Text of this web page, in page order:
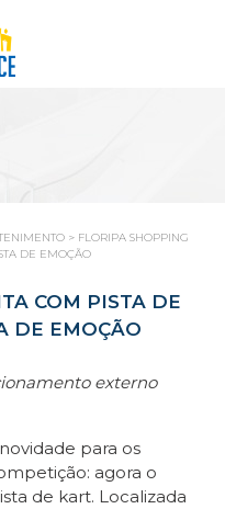
> FLORIPA SHOPPING
DE EMOÇÃO
COM PISTA DE
DE EMOÇÃO
externo
para os
agora o
de kart. Localizada